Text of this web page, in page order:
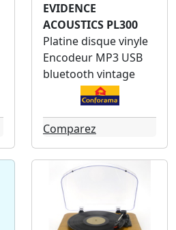
EVIDENCE
ACOUSTICS PL300
Platine disque vinyle
Encodeur MP3 USB
bluetooth vintage
Comparez